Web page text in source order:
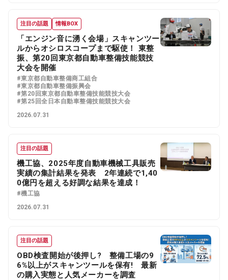
注目の話題 情報BOX
「エンジン音に湧く会場」スキャンツー
ルからオシロスコープまで駆使！ 東整
振、第20回東京都自動車整備技能競技
大会を開催
#東京都自動車整備商工組合
#東京都自動車整備振興会
#第20回東京都自動車整備技能競技大会
#第25回全日本自動車整備技能競技大会
2026.07.31
注目の話題
機工協、2025年度自動車機械工具販売
実績の集計結果を発表 2年連続で1,40
0億円を超える好調な結果を達成！
#機工協
2026.07.31
注目の話題
OBD検査開始が後押し? 整備工場の9
6%以上がスキャンツールを保有! 最新
の購入実態と人気メーカーを調査